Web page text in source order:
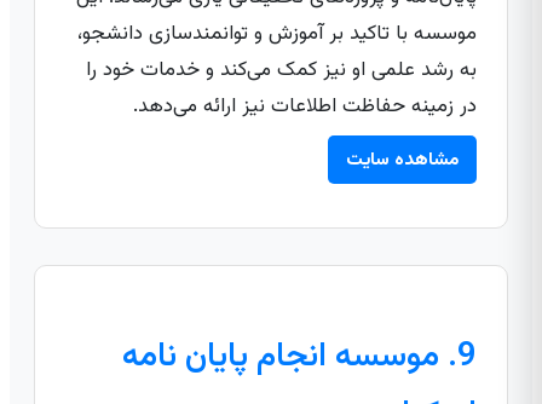
موسسه با تاکید بر آموزش و توانمندسازی دانشجو،
به رشد علمی او نیز کمک می‌کند و خدمات خود را
در زمینه حفاظت اطلاعات نیز ارائه می‌دهد.
مشاهده سایت
9. موسسه انجام پایان نامه